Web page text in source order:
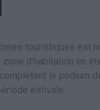
touristiques est
d’habitation en
le podium
estivale.